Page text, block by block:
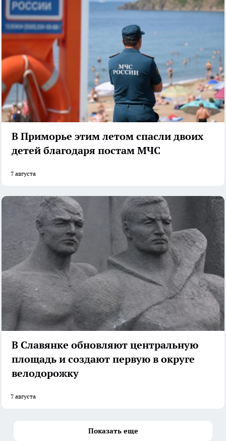
В Приморье этим летом спасли двоих
детей благодаря постам МЧС
7 августа
В Славянке обновляют центральную
площадь и создают первую в округе
велодорожку
7 августа
Показать еще